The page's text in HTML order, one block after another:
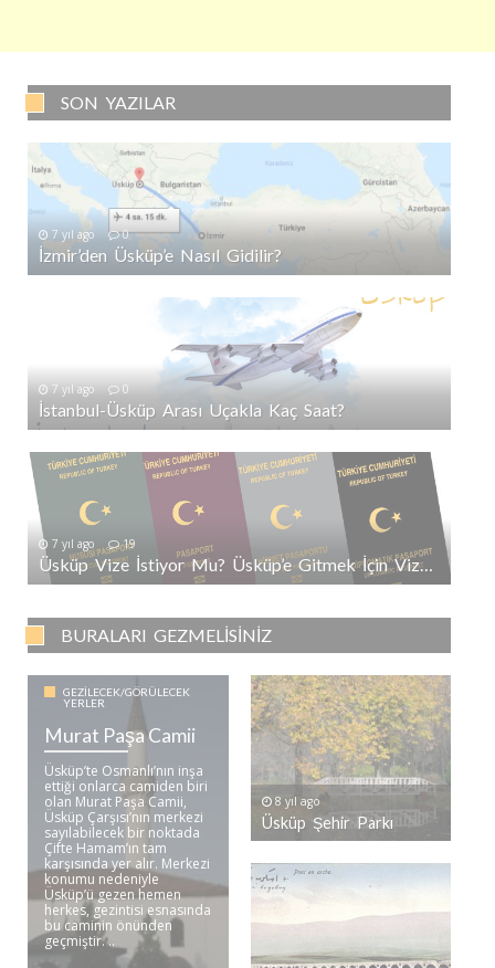
SON YAZILAR
7 yıl ago 0
İzmir’den Üsküp’e Nasıl Gidilir?
7 yıl ago 0
İstanbul-Üsküp Arası Uçakla Kaç Saat?
7 yıl ago 19
Üsküp Vize İstiyor Mu? Üsküp’e Gitmek İçin Vize Gerekli Mi?
BURALARI GEZMELISINIZ
GEZILECEK/GÖRÜLECEK
YERLER
Murat Paşa Camii
Üsküp’te Osmanlı’nın inşa
ettiği onlarca camiden biri
olan Murat Paşa Camii,
Üsküp Çarşısı’nın merkezi
sayılabilecek bir noktada
Çifte Hamam’ın tam
karşısında yer alır. Merkezi
konumu nedeniyle
Üsküp’ü gezen hemen
herkes, gezintisi esnasında
bu caminin önünden
geçmiştir. ..
8 yıl ago
Üsküp Şehir Parkı